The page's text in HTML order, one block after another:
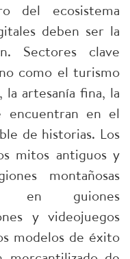
del ecosistema
deben ser la
Sectores clave
como el turismo
la artesanía fina, la
encuentran en el
de historias. Los
mitos antiguos y
montañosas
en guiones
y videojuegos
modelos de éxito